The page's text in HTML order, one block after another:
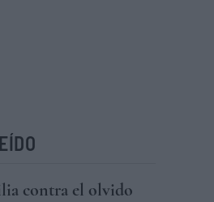
contra el olvido